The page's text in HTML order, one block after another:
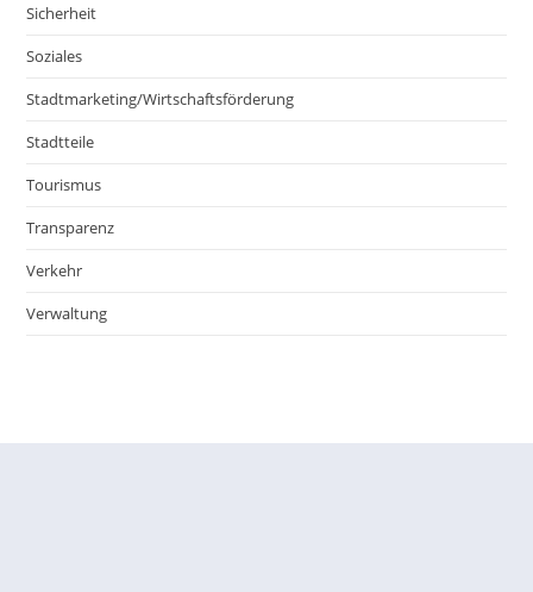
Sicherheit
Soziales
Stadtmarketing/Wirtschaftsförderung
Stadtteile
Tourismus
Transparenz
Verkehr
Verwaltung